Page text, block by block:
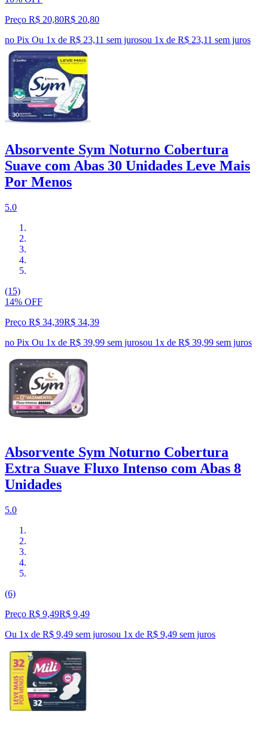
Preço R$ 20,80R$ 20,80
no Pix Ou 1x de R$ 23,11 sem jurosou 1x de R$ 23,11 sem juros
Absorvente Sym Noturno Cobertura
Suave com Abas 30 Unidades Leve Mais
Por Menos
5.0
(15)
14% OFF
Preço R$ 34,39R$ 34,39
no Pix Ou 1x de R$ 39,99 sem jurosou 1x de R$ 39,99 sem juros
Absorvente Sym Noturno Cobertura
Extra Suave Fluxo Intenso com Abas 8
Unidades
5.0
(6)
Preço R$ 9,49R$ 9,49
Ou 1x de R$ 9,49 sem jurosou 1x de R$ 9,49 sem juros